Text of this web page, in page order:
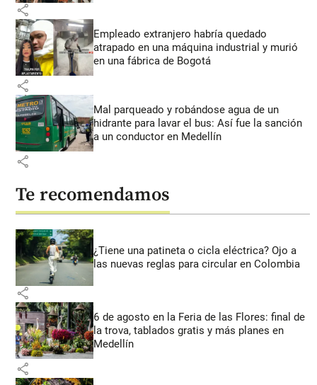
share
Empleado extranjero habría quedado
atrapado en una máquina industrial y murió
en una fábrica de Bogotá
share
Mal parqueado y robándose agua de un
hidrante para lavar el bus: Así fue la sanción
a un conductor en Medellín
share
Te recomendamos
¿Tiene una patineta o cicla eléctrica? Ojo a
las nuevas reglas para circular en Colombia
share
6 de agosto en la Feria de las Flores: final de
la trova, tablados gratis y más planes en
Medellín
share